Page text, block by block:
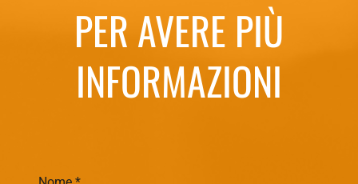
PER AVERE PIÙ
INFORMAZIONI